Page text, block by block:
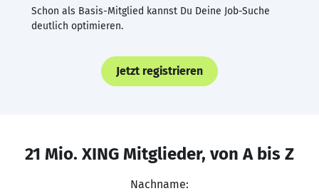
Schon als Basis-Mitglied kannst Du Deine Job-Suche
deutlich optimieren.
Jetzt registrieren
21 Mio. XING Mitglieder, von A bis Z
Nachname: